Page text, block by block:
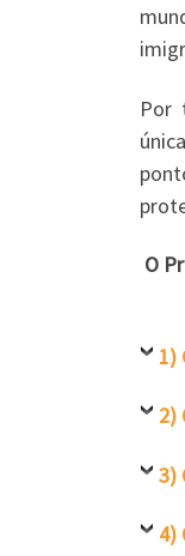
Por
O
1)
2)
3)
4)